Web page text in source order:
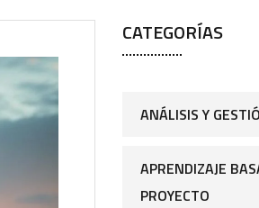
CATEGORÍAS
ANÁLISIS Y
APRENDIZAJE
PROYECTO